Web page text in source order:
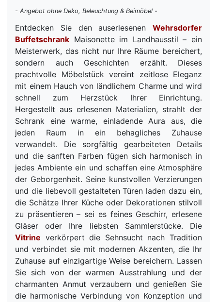
- Angebot ohne Deko, Beleuchtung & Beimöbel -
Entdecken Sie den auserlesenen Wehrsdorfer
Buffetschrank Maisonette im Landhausstil – ein
Meisterwerk, das nicht nur Ihre Räume bereichert,
sondern auch Geschichten erzählt. Dieses
prachtvolle Möbelstück vereint zeitlose Eleganz
mit einem Hauch von ländlichem Charme und wird
schnell zum Herzstück Ihrer Einrichtung.
Hergestellt aus erlesenen Materialien, strahlt der
Schrank eine warme, einladende Aura aus, die
jeden Raum in ein behagliches Zuhause
verwandelt. Die sorgfältig gearbeiteten Details
und die sanften Farben fügen sich harmonisch in
jedes Ambiente ein und schaffen eine Atmosphäre
der Geborgenheit. Seine kunstvollen Verzierungen
und die liebevoll gestalteten Türen laden dazu ein,
die Schätze Ihrer Küche oder Dekorationen stilvoll
zu präsentieren – sei es feines Geschirr, erlesene
Gläser oder Ihre liebsten Sammlerstücke. Die
Vitrine verkörpert die Sehnsucht nach Tradition
und verbindet sie mit modernen Akzenten, die Ihr
Zuhause auf einzigartige Weise bereichern. Lassen
Sie sich von der warmen Ausstrahlung und der
charmanten Anmut verzaubern und genießen Sie
die harmonische Verbindung von Konzeption und